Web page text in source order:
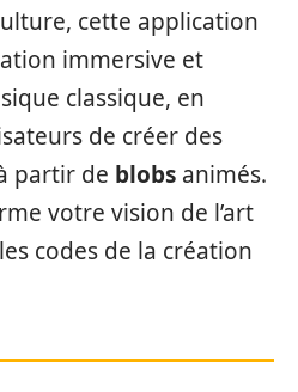
cette application
immersive et
classique, en
de créer des
partir de blobs animés.
votre vision de l’art
codes de la création